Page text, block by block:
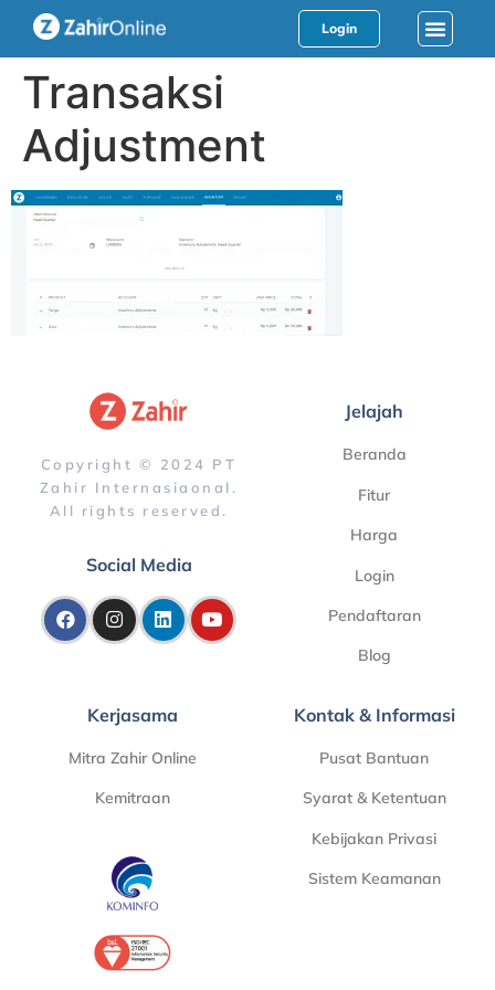
Login
Transaksi
Adjustment
Copyright © 2024 PT
Zahir Internasiaonal.
All rights reserved.
Social Media
Jelajah
Beranda
Fitur
Harga
Login
Pendaftaran
Blog
Kerjasama
Mitra Zahir Online
Kemitraan
Kontak & Informasi
Pusat Bantuan
Syarat & Ketentuan
Kebijakan Privasi
Sistem Keamanan